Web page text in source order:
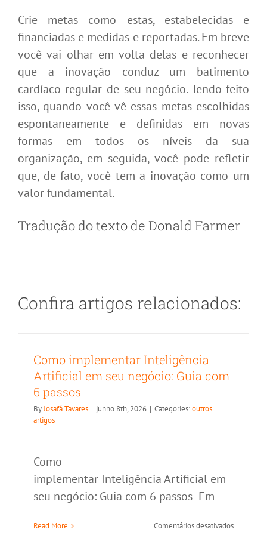
Crie metas como estas, estabelecidas e
financiadas e medidas e reportadas. Em breve
você vai olhar em volta delas e reconhecer
que a inovação conduz um batimento
cardíaco regular de seu negócio. Tendo feito
isso, quando você vê essas metas escolhidas
espontaneamente e definidas em novas
formas em todos os níveis da sua
organização, em seguida, você pode refletir
que, de fato, você tem a inovação como um
valor fundamental.
Tradução do texto de Donald Farmer
Confira artigos relacionados:
Como implementar Inteligência
Artificial em seu negócio: Guia com
6 passos
ByJosafá Tavares | junho 8th, 2026 | Categories:outros
artigos
Como
implementar Inteligência Artificial em
seu negócio: Guia com 6 passos Em
Read More Comentários desativadosem
melhorar a segurança